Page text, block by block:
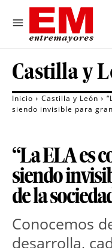
Castilla y
Inicio Castilla y León
siendo invisible para
“La ELA es
siendo
de la
Conocemos
desarrolla,